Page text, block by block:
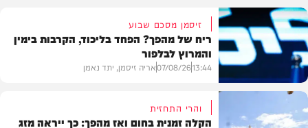
בארץ
זיסמן מסכם שבוע
ריח של מהפך? הפחד בליכוד, הקרבות בימין
והמרוץ לבלפור
13:44
07/08/26אריה זיסמן, יתד נאמן
והרי התחזית
הקלה זמנית בחום ואז מהפך: כך ייראה מזג